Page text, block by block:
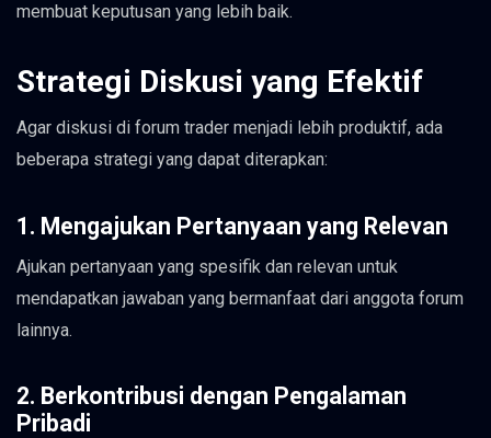
membuat keputusan yang lebih baik.
Strategi Diskusi yang Efektif
Agar diskusi di forum trader menjadi lebih produktif, ada
beberapa strategi yang dapat diterapkan:
1. Mengajukan Pertanyaan yang Relevan
Ajukan pertanyaan yang spesifik dan relevan untuk
mendapatkan jawaban yang bermanfaat dari anggota forum
lainnya.
2. Berkontribusi dengan Pengalaman
Pribadi